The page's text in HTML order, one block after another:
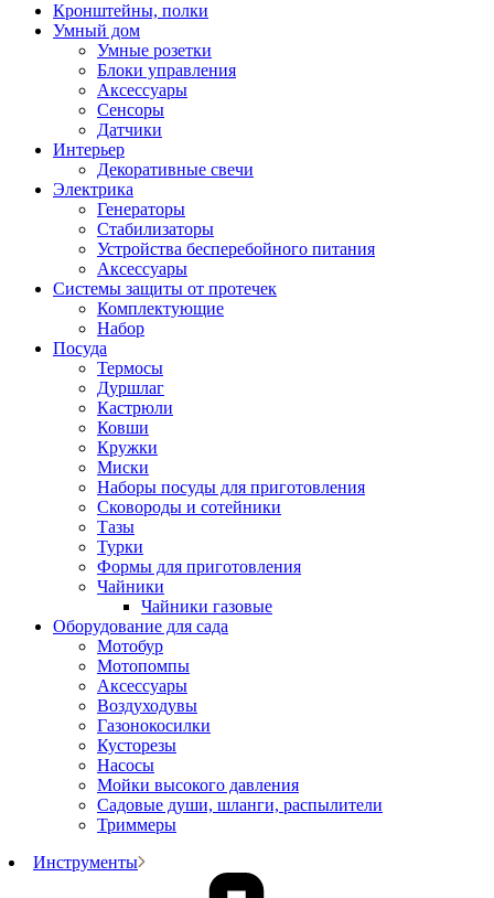
Кронштейны, полки
Умный дом
Умные розетки
Блоки управления
Аксессуары
Сенсоры
Датчики
Интерьер
Декоративные свечи
Электрика
Генераторы
Стабилизаторы
Устройства бесперебойного питания
Аксессуары
Системы защиты от протечек
Комплектующие
Набор
Посуда
Термосы
Дуршлаг
Кастрюли
Ковши
Кружки
Миски
Наборы посуды для приготовления
Сковороды и сотейники
Тазы
Турки
Формы для приготовления
Чайники
Чайники газовые
Оборудование для сада
Мотобур
Мотопомпы
Аксессуары
Воздуходувы
Газонокосилки
Кусторезы
Насосы
Мойки высокого давления
Садовые души, шланги, распылители
Триммеры
Инструменты